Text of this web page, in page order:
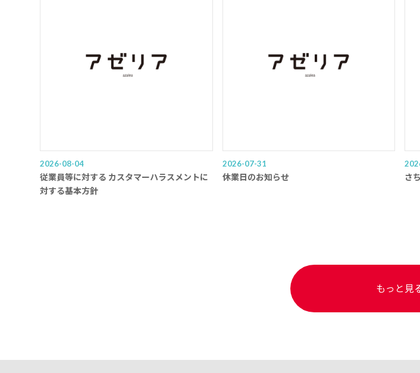
2026-08-04
従業員等に対する カスタマーハラスメントに
対する基本方針
2026-07-31
休業日のお知らせ さ
もっと見